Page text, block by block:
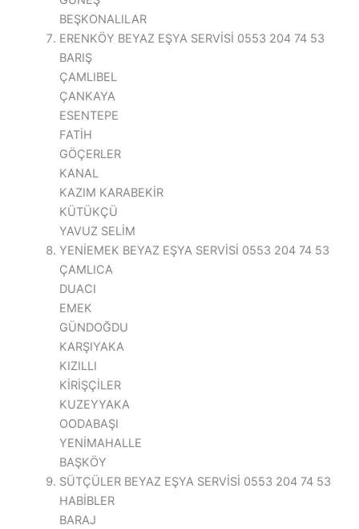
BEŞKONALILAR
ERENKÖY BEYAZ EŞYA SERVİSİ 0553 204 74 53
BARIŞ
ÇAMLIBEL
ÇANKAYA
ESENTEPE
FATİH
GÖÇERLER
KANAL
KAZIM KARABEKİR
KÜTÜKÇÜ
YAVUZ SELİM
YENİEMEK BEYAZ EŞYA SERVİSİ 0553 204 74 53
ÇAMLICA
DUACI
EMEK
GÜNDOĞDU
KARŞIYAKA
KIZILLI
KİRİŞÇİLER
KUZEYYAKA
OODABAŞI
YENİMAHALLE
BAŞKÖY
SÜTÇÜLER BEYAZ EŞYA SERVİSİ 0553 204 74 53
HABİBLER
BARAJ